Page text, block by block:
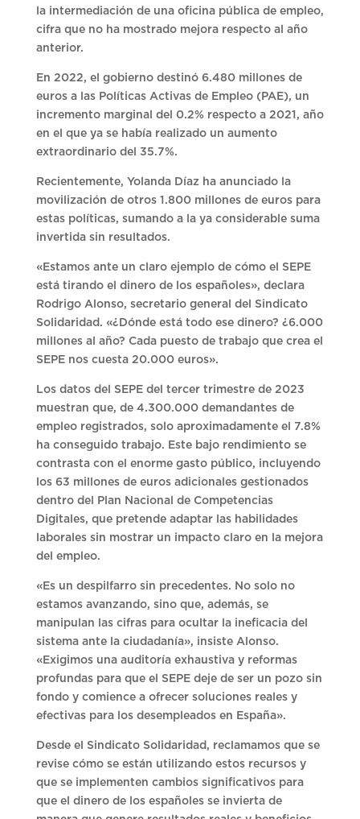
la intermediación de una oficina pública de empleo,
cifra que no ha mostrado mejora respecto al año
anterior.
En 2022, el gobierno destinó 6.480 millones de
euros a las Políticas Activas de Empleo (PAE), un
incremento marginal del 0.2% respecto a 2021, año
en el que ya se había realizado un aumento
extraordinario del 35.7%.
Recientemente, Yolanda Díaz ha anunciado la
movilización de otros 1.800 millones de euros para
estas políticas, sumando a la ya considerable suma
invertida sin resultados.
«Estamos ante un claro ejemplo de cómo el SEPE
está tirando el dinero de los españoles», declara
Rodrigo Alonso, secretario general del Sindicato
Solidaridad. «¿Dónde está todo ese dinero? ¿6.000
millones al año? Cada puesto de trabajo que crea el
SEPE nos cuesta 20.000 euros».
Los datos del SEPE del tercer trimestre de 2023
muestran que, de 4.300.000 demandantes de
empleo registrados, solo aproximadamente el 7.8%
ha conseguido trabajo. Este bajo rendimiento se
contrasta con el enorme gasto público, incluyendo
los 63 millones de euros adicionales gestionados
dentro del Plan Nacional de Competencias
Digitales, que pretende adaptar las habilidades
laborales sin mostrar un impacto claro en la mejora
del empleo.
«Es un despilfarro sin precedentes. No solo no
estamos avanzando, sino que, además, se
manipulan las cifras para ocultar la ineficacia del
sistema ante la ciudadanía», insiste Alonso.
«Exigimos una auditoría exhaustiva y reformas
profundas para que el SEPE deje de ser un pozo sin
fondo y comience a ofrecer soluciones reales y
efectivas para los desempleados en España».
Desde el Sindicato Solidaridad, reclamamos que se
revise cómo se están utilizando estos recursos y
que se implementen cambios significativos para
que el dinero de los españoles se invierta de